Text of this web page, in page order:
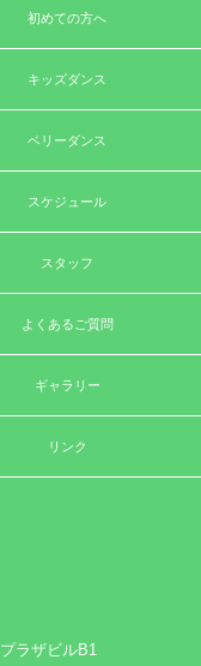
初めての方へ
キッズダンス
ベリーダンス
スケジュール
スタッフ
よくあるご質問
ギャラリー
リンク
ラザビルB1